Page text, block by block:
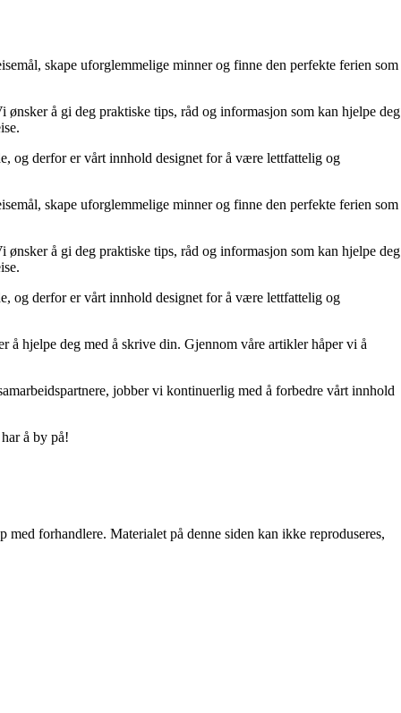
skape uforglemmelige minner og finne den perfekte ferien som
å gi deg praktiske tips, råd og informasjon som kan hjelpe deg
og derfor er vårt innhold designet for å være lettfattelig og
skape uforglemmelige minner og finne den perfekte ferien som
å gi deg praktiske tips, råd og informasjon som kan hjelpe deg
og derfor er vårt innhold designet for å være lettfattelig og
å hjelpe deg med å skrive din. Gjennom våre artikler håper vi å
jobber vi kontinuerlig med å forbedre vårt innhold
å by på!
forhandlere. Materialet på denne siden kan ikke reproduseres,